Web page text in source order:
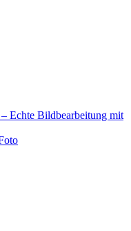
Echte Bildbearbeitung mit